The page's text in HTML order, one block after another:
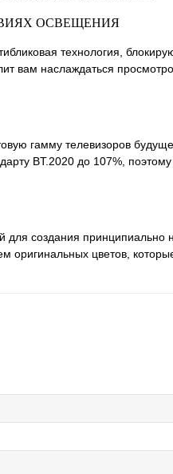
ОСВЕЩЕНИЯ
технология,
вам наслаждаться
гамму телевизоров
BT.2020 до 107%,
создания принципиально
цветов,